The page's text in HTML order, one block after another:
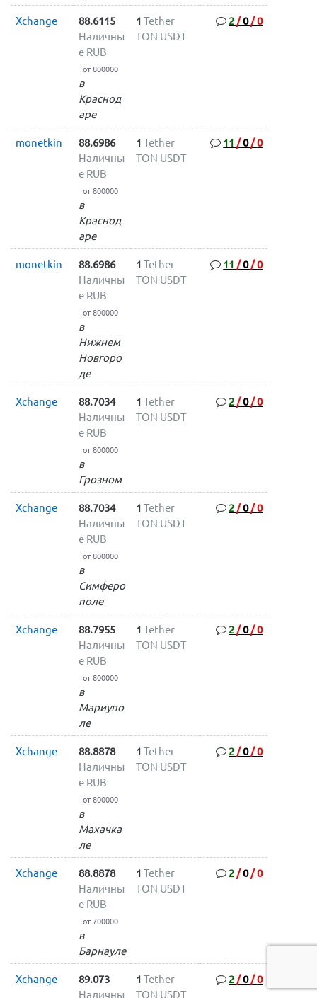
Xchange
88.6115
Наличны
е RUB
от 800000
в
Краснод
аре
1 Tether
TON USDT
2 /0/0
monetkin
88.6986
Наличны
е RUB
от 800000
в
Краснод
аре
1 Tether
TON USDT
11 /0/0
monetkin
88.6986
Наличны
е RUB
от 800000
в
Нижнем
Новгоро
де
1 Tether
TON USDT
11 /0/0
Xchange
88.7034
Наличны
е RUB
от 800000
в
Грозном
1 Tether
TON USDT
2 /0/0
Xchange
88.7034
Наличны
е RUB
от 800000
в
Симферо
поле
1 Tether
TON USDT
2 /0/0
Xchange
88.7955
Наличны
е RUB
от 800000
в
Мариупо
ле
1 Tether
TON USDT
2 /0/0
Xchange
88.8878
Наличны
е RUB
от 800000
в
Махачка
ле
1 Tether
TON USDT
2 /0/0
Xchange
88.8878
Наличны
е RUB
от 700000
в
Барнауле
1 Tether
TON USDT
2 /0/0
Xchange
89.073
Наличны
1 Tether
TON USDT
2 /0/0